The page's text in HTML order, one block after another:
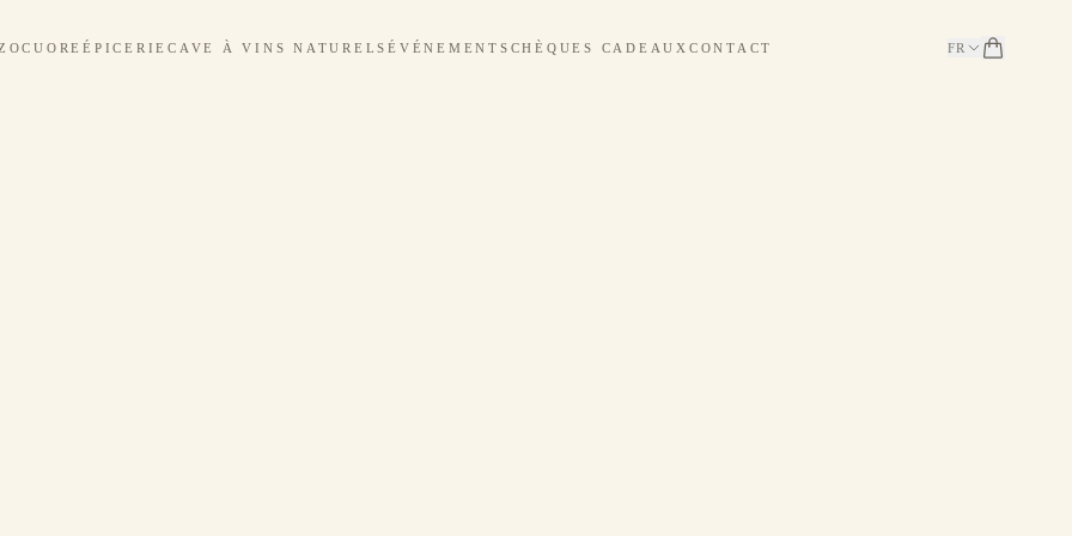
ÉPICERIECAVE À VINS NATURELSÉVÉNEMENTS CHÈQUES CADEAUX CONTACT FR